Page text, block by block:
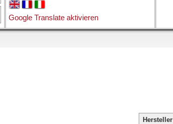
Google Translate aktivieren
Hersteller